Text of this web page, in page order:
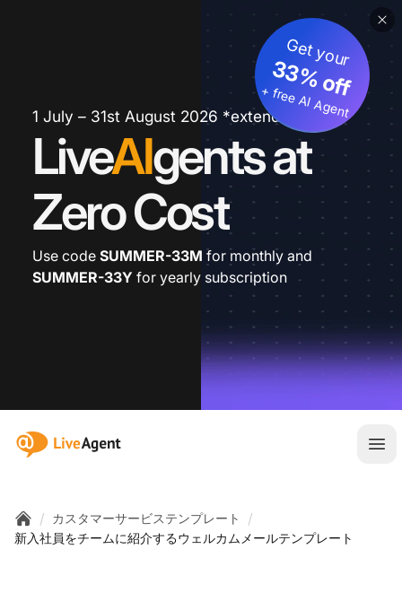
1 July – 31st August 2026 *extended
LiveAIgents at
Zero Cost
Get your
33% off
+ free AI Agent
Use code SUMMER-33M for monthly and
SUMMER-33Y for yearly subscription
:site.title
メ
Home
/ カスタマーサービステンプレート /
新入社員をチームに紹介するウェルカムメールテンプレート